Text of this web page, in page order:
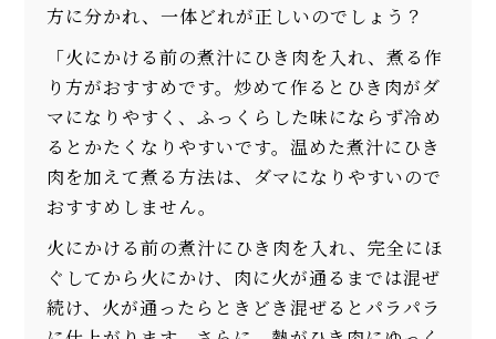
方に分かれ、一体どれが正しいのでしょう？
「火にかける前の煮汁にひき肉を入れ、煮る作
り方がおすすめです。炒めて作るとひき肉がダ
マになりやすく、ふっくらした味にならず冷め
るとかたくなりやすいです。温めた煮汁にひき
肉を加えて煮る方法は、ダマになりやすいので
おすすめしません。
火にかける前の煮汁にひき肉を入れ、完全にほ
ぐしてから火にかけ、肉に火が通るまでは混ぜ
続け、火が通ったらときどき混ぜるとパラパラ